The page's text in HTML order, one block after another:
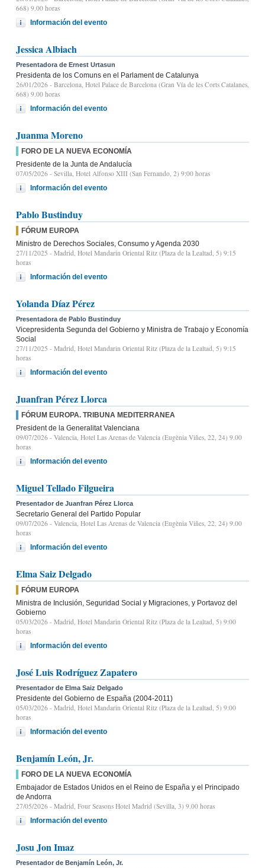
668) 9.00 horas
Información del evento
Jessica Albiach
Presentadora de Ernest Urtasun
Presidenta de los Comuns en el Parlament de Catalunya
26/01/2026 - Barcelona, Hotel Palace de Barcelona (Gran Vía de les Corts Catalanes,
668) 9.00 horas
Información del evento
Juanma Moreno
FORO DE LA NUEVA ECONOMÍA
Presidente de la Junta de Andalucía
07/05/2026 - Sevilla, Hotel Alfonso XIII (San Fernando, 2) 9:00 horas
Información del evento
Pablo Bustinduy
FÓRUM EUROPA
Ministro de Derechos Sociales, Consumo y Agenda 2030
27/11/2025 - Madrid, Hotel Mandarin Oriental Ritz (Plaza de la Lealtad, 5) 9:15
horas
Información del evento
Yolanda Díaz Pérez
Presentadora de Pablo Bustinduy
Vicepresidenta Segunda del Gobierno y Ministra de Trabajo y Economía
Social
27/11/2025 - Madrid, Hotel Mandarin Oriental Ritz (Plaza de la Lealtad, 5) 9:15
horas
Información del evento
Juanfran Pérez Llorca
FÓRUM EUROPA. TRIBUNA MEDITERRANEA
President de la Generalitat Valenciana
09/07/2026 - Valencia, Hotel Las Arenas de Valencia (Eugènia Viñes, 22, 24) 9.00
horas
Información del evento
Miguel Tellado Filgueira
Presentador de Juanfran Pérez Llorca
Secretario General del Partido Popular
09/07/2026 - Valencia, Hotel Las Arenas de Valencia (Eugènia Viñes, 22, 24) 9.00
horas
Información del evento
Elma Saiz Delgado
FÓRUM EUROPA
Ministra de Inclusión, Seguridad Social y Migraciones, y Portavoz del
Gobierno
05/03/2026 - Madrid, Hotel Mandarin Oriental Ritz (Plaza de la Lealtad, 5) 9:00
horas
Información del evento
José Luis Rodríguez Zapatero
Presentador de Elma Saiz Delgado
Presidente del Gobierno de España (2004-2011)
05/03/2026 - Madrid, Hotel Mandarin Oriental Ritz (Plaza de la Lealtad, 5) 9:00
horas
Información del evento
Benjamín León, Jr.
FORO DE LA NUEVA ECONOMÍA
Embajador de Estados Unidos en el Reino de España y el Principado
de Andorra
27/05/2026 - Madrid, Four Seasons Hotel Madrid (Sevilla, 3) 9.00 horas
Información del evento
Josu Jon Imaz
Presentador de Benjamín León, Jr.